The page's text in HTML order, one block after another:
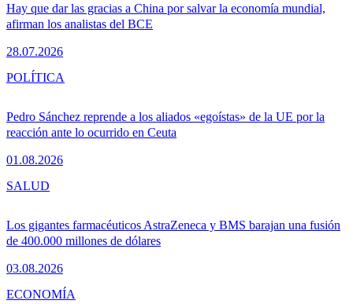
Hay que dar las gracias a China por salvar la economía mundial,
afirman los analistas del BCE
28.07.2026
Pedro Sánchez reprende a los aliados «egoístas» de la UE por la
reacción ante lo ocurrido en Ceuta
01.08.2026
POLÍTICA
Los gigantes farmacéuticos AstraZeneca y BMS barajan una fusión
de 400.000 millones de dólares
03.08.2026
SALUD
ECONOMÍA